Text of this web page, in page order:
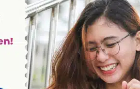
#ykollektiv
Leben zerstört #ykollektiv
#ykollektiv
Tornado? #ykollektiv